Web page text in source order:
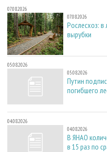
07.08.2026
07.08.2026
Рослесхоз:
вырубки
05.08.2026
05.08.2026
Путин
погибшего
04.08.2026
04.08.2026
В ЯНАО
в 15 раз по